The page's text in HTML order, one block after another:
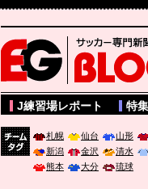
サッカー専門新聞ELGOLAZO
J練習場レポート 特集
札幌 仙台 山形
新潟
金沢 清水
熊本
大分 琉球